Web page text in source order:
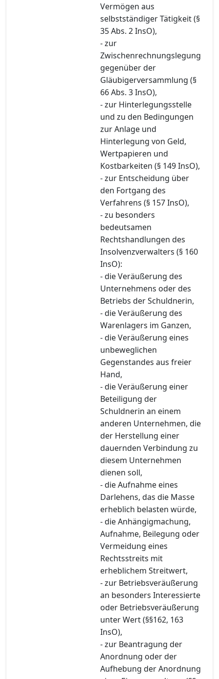
Vermögen aus
selbstständiger Tätigkeit (§
35 Abs. 2 InsO),
- zur
Zwischenrechnungslegung
gegenüber der
Gläubigerversammlung (§
66 Abs. 3 InsO),
- zur Hinterlegungsstelle
und zu den Bedingungen
zur Anlage und
Hinterlegung von Geld,
Wertpapieren und
Kostbarkeiten (§ 149 InsO),
- zur Entscheidung über
den Fortgang des
Verfahrens (§ 157 InsO),
- zu besonders
bedeutsamen
Rechtshandlungen des
Insolvenzverwalters (§ 160
InsO):
- die Veräußerung des
Unternehmens oder des
Betriebs der Schuldnerin,
- die Veräußerung des
Warenlagers im Ganzen,
- die Veräußerung eines
unbeweglichen
Gegenstandes aus freier
Hand,
- die Veräußerung einer
Beteiligung der
Schuldnerin an einem
anderen Unternehmen, die
der Herstellung einer
dauernden Verbindung zu
diesem Unternehmen
dienen soll,
- die Aufnahme eines
Darlehens, das die Masse
erheblich belasten würde,
- die Anhängigmachung,
Aufnahme, Beilegung oder
Vermeidung eines
Rechtsstreits mit
erheblichem Streitwert,
- zur Betriebsveräußerung
an besonders Interessierte
oder Betriebsveräußerung
unter Wert (§§162, 163
InsO),
- zur Beantragung der
Anordnung oder der
Aufhebung der Anordnung